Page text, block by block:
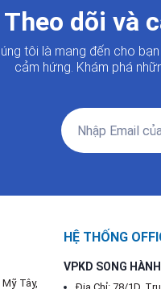
Theo dõi và
tôi là mang đến cho
cảm hứng. Khám phá
Tây,
HỆ THỐNG
VPKD SONG